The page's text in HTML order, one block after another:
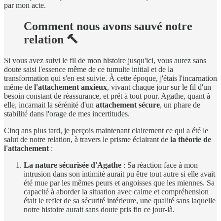
par mon acte.
Comment nous avons sauvé notre
relation 🔨
Si vous avez suivi le fil de mon histoire jusqu'ici, vous aurez sans
doute saisi l'essence même de ce tumulte initial et de la
transformation qui s'en est suivie. À cette époque, j'étais l'incarnation
même de l'attachement anxieux, vivant chaque jour sur le fil d'un
besoin constant de réassurance, et prêt à tout pour. Agathe, quant à
elle, incarnait la sérénité d'un attachement sécure, un phare de
stabilité dans l'orage de mes incertitudes.
Cinq ans plus tard, je perçois maintenant clairement ce qui a été le
salut de notre relation, à travers le prisme éclairant de la théorie de
l'attachement :
La nature sécurisée d'Agathe : Sa réaction face à mon
intrusion dans son intimité aurait pu être tout autre si elle avait
été mue par les mêmes peurs et angoisses que les miennes. Sa
capacité à aborder la situation avec calme et compréhension
était le reflet de sa sécurité intérieure, une qualité sans laquelle
notre histoire aurait sans doute pris fin ce jour-là.